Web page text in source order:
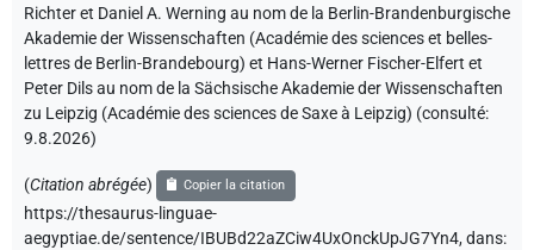
Richter et Daniel A. Werning au nom de la Berlin-Brandenburgische
Akademie der Wissenschaften (Académie des sciences et belles-
lettres de Berlin-Brandebourg) et Hans-Werner Fischer-Elfert et
Peter Dils au nom de la Sächsische Akademie der Wissenschaften
zu Leipzig (Académie des sciences de Saxe à Leipzig) (consulté:
9.8.2026)
(Citation abrégée) Copier la citation
https://thesaurus-linguae-
aegyptiae.de/sentence/IBUBd22aZCiw4UxOnckUpJG7Yn4,dans: